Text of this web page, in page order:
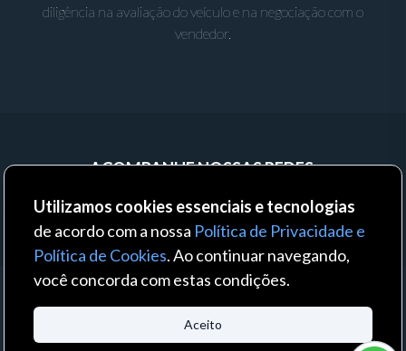
diligência na avaliação do veículo e na negociação com o
vendedor.
ACOMPANHE NOSSAS REDES:
Utilizamos cookies essenciais e tecnologias
de acordo com a nossa Política de Privacidade e
Política de Cookies. Ao continuar navegando,
você concorda com estas condições.
Aceito